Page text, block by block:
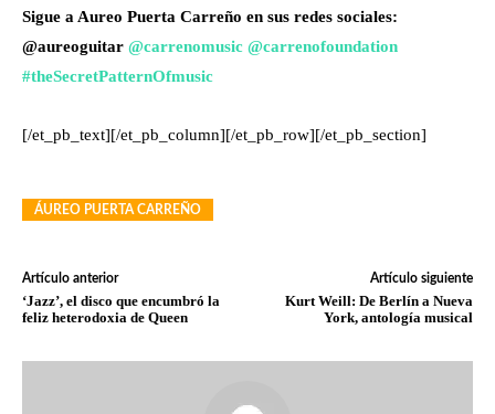
Sigue a Aureo Puerta Carreño en sus redes sociales:
@aureoguitar @carrenomusic @carrenofoundation
#theSecretPatternOfmusic
[/et_pb_text][/et_pb_column][/et_pb_row][/et_pb_section]
ÁUREO PUERTA CARREÑO
Artículo anterior
‘Jazz’, el disco que encumbró la
feliz heterodoxia de Queen
Artículo siguiente
Kurt Weill: De Berlín a Nueva
York, antología musical